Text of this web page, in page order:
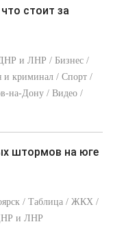
и ЛНР / Бизнес /
и криминал / Спорт /
на-Дону / Видео /
/ Таблица / ЖКХ /
и ЛНР